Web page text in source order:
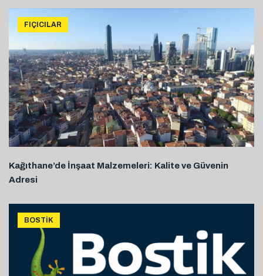
FIÇICILAR
Kağıthane’de İnşaat Malzemeleri: Kalite ve Güvenin
Adresi
BOSTIK